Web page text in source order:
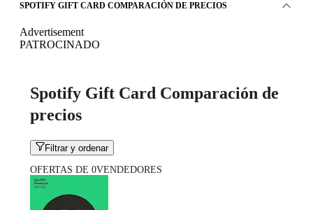
SPOTIFY GIFT CARD COMPARACIÓN DE PRECIOS
Advertisement
PATROCINADO
Spotify Gift Card Comparación de
precios
Filtrar y ordenar
OFERTAS DE 0VENDEDORES